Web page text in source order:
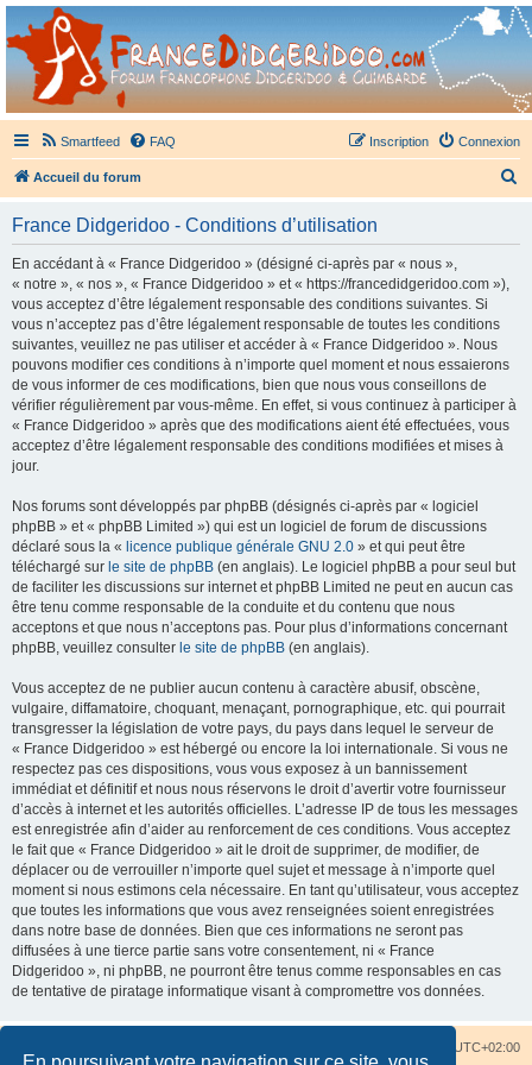
France Didgeridoo
Didgeridoo et Guimbarde sur France Didgeridoo - retrouvez la communauté.
Smartfeed FAQ Connexion
Inscription
Accueil du forum
France Didgeridoo - Conditions d’utilisation
En accédant à « France Didgeridoo » (désigné ci-après par « nous »,
« notre », « nos », « France Didgeridoo » et « https://francedidgeridoo.com »),
vous acceptez d’être légalement responsable des conditions suivantes. Si
vous n’acceptez pas d’être légalement responsable de toutes les conditions
suivantes, veuillez ne pas utiliser et accéder à « France Didgeridoo ». Nous
pouvons modifier ces conditions à n’importe quel moment et nous essaierons
de vous informer de ces modifications, bien que nous vous conseillons de
vérifier régulièrement par vous-même. En effet, si vous continuez à participer à
« France Didgeridoo » après que des modifications aient été effectuées, vous
acceptez d’être légalement responsable des conditions modifiées et mises à
jour.
Nos forums sont développés par phpBB (désignés ci-après par « logiciel
phpBB » et « phpBB Limited ») qui est un logiciel de forum de discussions
déclaré sous la « licence publique générale GNU 2.0 » et qui peut être
téléchargé sur le site de phpBB (en anglais). Le logiciel phpBB a pour seul but
de faciliter les discussions sur internet et phpBB Limited ne peut en aucun cas
être tenu comme responsable de la conduite et du contenu que nous
acceptons et que nous n’acceptons pas. Pour plus d’informations concernant
phpBB, veuillez consulter le site de phpBB (en anglais).
Vous acceptez de ne publier aucun contenu à caractère abusif, obscène,
vulgaire, diffamatoire, choquant, menaçant, pornographique, etc. qui pourrait
transgresser la législation de votre pays, du pays dans lequel le serveur de
« France Didgeridoo » est hébergé ou encore la loi internationale. Si vous ne
respectez pas ces dispositions, vous vous exposez à un bannissement
immédiat et définitif et nous nous réservons le droit d’avertir votre fournisseur
d’accès à internet et les autorités officielles. L’adresse IP de tous les messages
est enregistrée afin d’aider au renforcement de ces conditions. Vous acceptez
le fait que « France Didgeridoo » ait le droit de supprimer, de modifier, de
déplacer ou de verrouiller n’importe quel sujet et message à n’importe quel
moment si nous estimons cela nécessaire. En tant qu’utilisateur, vous acceptez
que toutes les informations que vous avez renseignées soient enregistrées
dans notre base de données. Bien que ces informations ne seront pas
diffusées à une tierce partie sans votre consentement, ni « France
Didgeridoo », ni phpBB, ne pourront être tenus comme responsables en cas
de tentative de piratage informatique visant à compromettre vos données.
UTC+02:00